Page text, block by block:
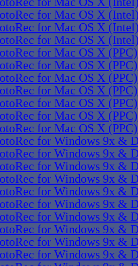
for Mac OS X
for Mac OS X
for Mac OS X
for Mac OS X (PPC)
for Mac OS X (PPC)
for Mac OS X (PPC)
for Mac OS X (PPC)
for Mac OS X (PPC)
for Mac OS X (PPC)
for Mac OS X (PPC)
for Windows 9x &
for Windows 9x &
for Windows 9x &
for Windows 9x &
for Windows 9x &
for Windows 9x &
for Windows 9x &
for Windows 9x &
for Windows 9x &
for Windows 9x &